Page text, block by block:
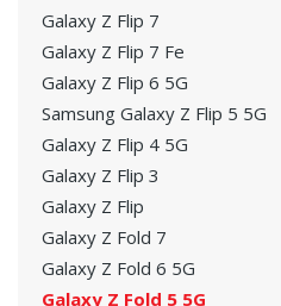
Galaxy Z Flip 7
Galaxy Z Flip 7 Fe
Galaxy Z Flip 6 5G
Samsung Galaxy Z Flip 5 5G
Galaxy Z Flip 4 5G
Galaxy Z Flip 3
Galaxy Z Flip
Galaxy Z Fold 7
Galaxy Z Fold 6 5G
Galaxy Z Fold 5 5G